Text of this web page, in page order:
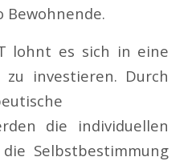
Bewohnende.
lohnt es sich in eine
investieren. Durch
die individuellen
Selbstbestimmung